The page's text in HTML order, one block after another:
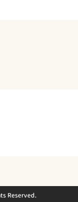
Reserved.